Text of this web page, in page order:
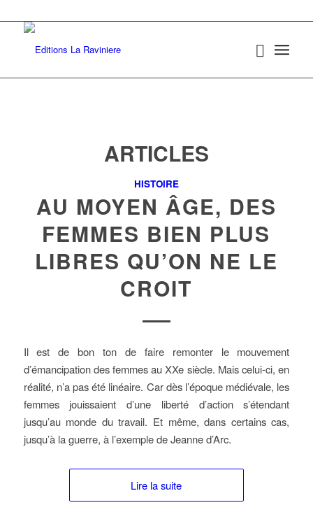
ARTICLES
HISTOIRE
AU MOYEN ÂGE, DES
FEMMES BIEN PLUS
LIBRES QU’ON NE LE
CROIT
Il est de bon ton de faire remonter le mouvement
d’émancipation des femmes au XXe siècle. Mais celui-ci, en
réalité, n’a pas été linéaire. Car dès l’époque médiévale, les
femmes jouissaient d’une liberté d’action s’étendant
jusqu’au monde du travail. Et même, dans certains cas,
jusqu’à la guerre, à l’exemple de Jeanne d’Arc.
Lire la suite